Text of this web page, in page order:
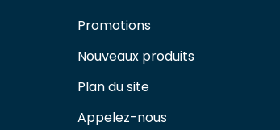
Promotions
Nouveaux produits
Plan du site
Appelez-nous